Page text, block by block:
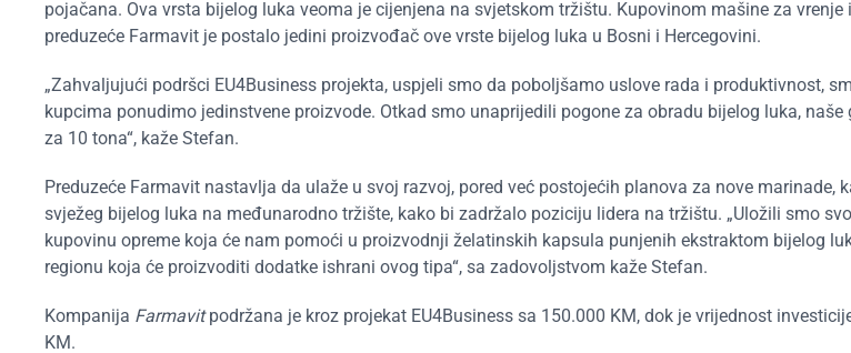
pojačana. Ova vrsta bijelog luka veoma je cijenjena na svjetskom tržištu. Kupovinom mašine za vrenje
preduzeće Farmavit je postalo jedini proizvođač ove vrste bijelog luka u Bosni i Hercegovini.
„Zahvaljujući podršci EU4Business projekta, uspjeli smo da poboljšamo uslove rada i produktivnost,
kupcima ponudimo jedinstvene proizvode. Otkad smo unaprijedili pogone za obradu bijelog luka,
za 10 tona“, kaže Stefan.
Preduzeće Farmavit nastavlja da ulaže u svoj razvoj, pored već postojećih planova za nove marinade,
svježeg bijelog luka na međunarodno tržište, kako bi zadržalo poziciju lidera na tržištu. „Uložili smo
kupovinu opreme koja će nam pomoći u proizvodnji želatinskih kapsula punjenih ekstraktom bijelog
regionu koja će proizvoditi dodatke ishrani ovog tipa“, sa zadovoljstvom kaže Stefan.
Kompanija Farmavitpodržana je kroz projekat EU4Business sa 150.000 KM, dok je vrijednost
KM.